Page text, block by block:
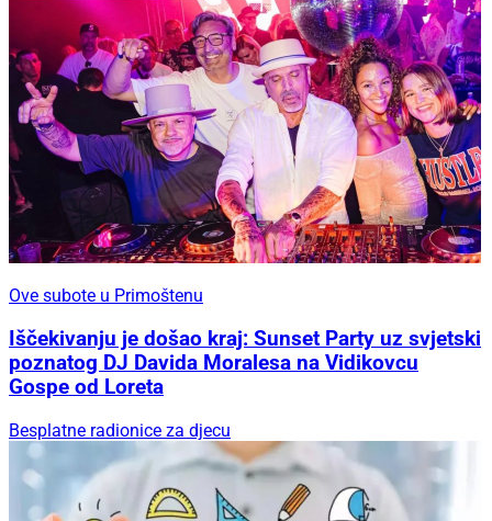
Ove subote u Primoštenu
Iščekivanju je došao kraj: Sunset Party uz svjetski
poznatog DJ Davida Moralesa na Vidikovcu
Gospe od Loreta
Besplatne radionice za djecu